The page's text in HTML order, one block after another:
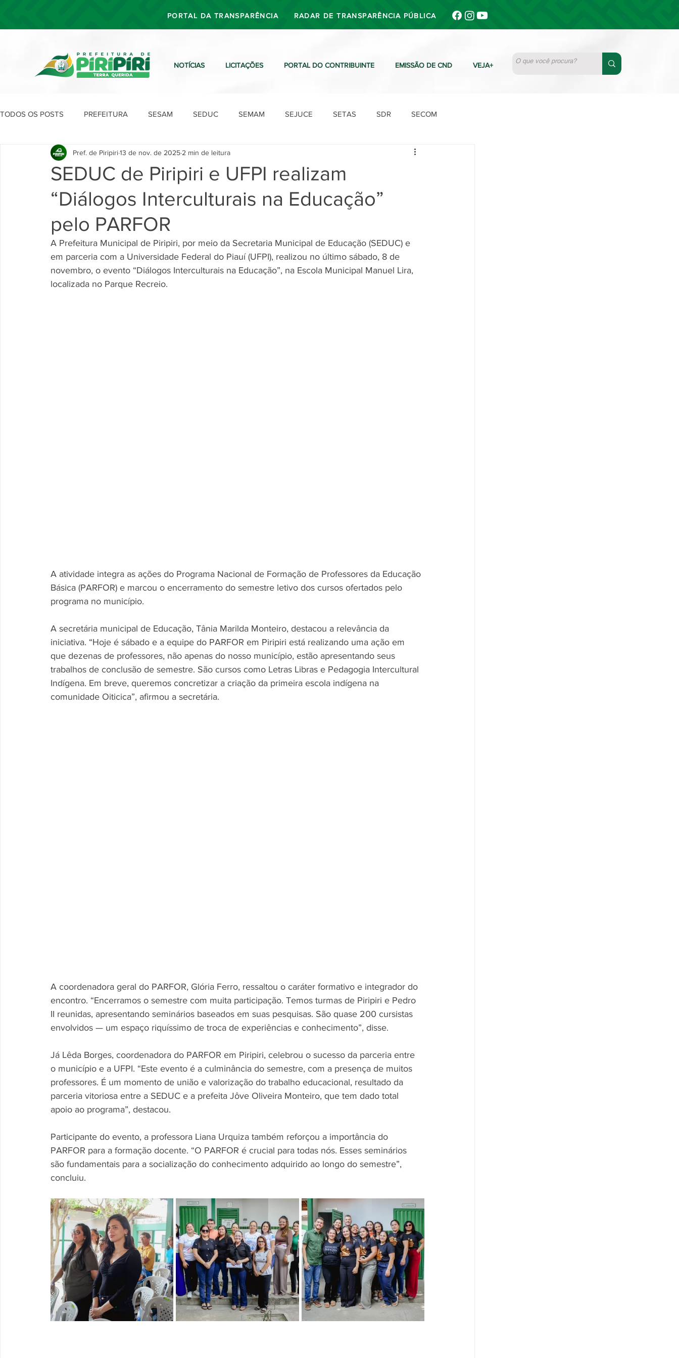
PORTAL DA TRANSPARÊNCIA RADAR DE TRANSPARÊNCIA PÚBLICA
NOTÍCIAS LICITAÇÕES PORTAL DO CONTRIBUINTE EMISSÃO DE CND VEJA+
TODOS OS POSTS PREFEITURA SESAM SEDUC SEMAM SEJUCE SETAS SDR SECOM
SEAD SEGOV SEPLAN SDU Ouvidoria
SEDUC de Piripiri e UFPI realizam
“Diálogos Interculturais na Educação”
pelo PARFOR
Pref. de Piripiri13 de nov. de 2025 2 min de leitura
A Prefeitura Municipal de Piripiri, por meio da Secretaria Municipal de Educação (SEDUC) e
em parceria com a Universidade Federal do Piauí (UFPI), realizou no último sábado, 8 de
novembro, o evento “Diálogos Interculturais na Educação”, na Escola Municipal Manuel Lira,
localizada no Parque Recreio.
A atividade integra as ações do Programa Nacional de Formação de Professores da Educação
Básica (PARFOR) e marcou o encerramento do semestre letivo dos cursos ofertados pelo
programa no município.
A secretária municipal de Educação, Tânia Marilda Monteiro, destacou a relevância da
iniciativa. “Hoje é sábado e a equipe do PARFOR em Piripiri está realizando uma ação em
que dezenas de professores, não apenas do nosso município, estão apresentando seus
trabalhos de conclusão de semestre. São cursos como Letras Libras e Pedagogia Intercultural
Indígena. Em breve, queremos concretizar a criação da primeira escola indígena na
comunidade Oiticica”, afirmou a secretária.
A coordenadora geral do PARFOR, Glória Ferro, ressaltou o caráter formativo e integrador do
encontro. “Encerramos o semestre com muita participação. Temos turmas de Piripiri e Pedro
II reunidas, apresentando seminários baseados em suas pesquisas. São quase 200 cursistas
envolvidos — um espaço riquíssimo de troca de experiências e conhecimento”, disse.
Já Lêda Borges, coordenadora do PARFOR em Piripiri, celebrou o sucesso da parceria entre
o município e a UFPI. “Este evento é a culminância do semestre, com a presença de muitos
professores. É um momento de união e valorização do trabalho educacional, resultado da
parceria vitoriosa entre a SEDUC e a prefeita Jôve Oliveira Monteiro, que tem dado total
apoio ao programa”, destacou.
Participante do evento, a professora Liana Urquiza também reforçou a importância do
PARFOR para a formação docente. “O PARFOR é crucial para todas nós. Esses seminários
são fundamentais para a socialização do conhecimento adquirido ao longo do semestre”,
concluiu.